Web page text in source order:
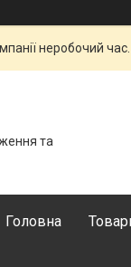
неробочий
та
Головна